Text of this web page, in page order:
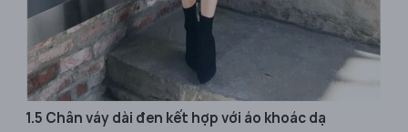
1.5 Chân váy dài đen kết hợp với áo khoác dạ